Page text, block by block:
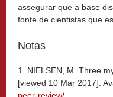
assegurar que a base
fonte de cientistas que
Notas
1. NIELSEN, M. Three
[viewed 10 Mar 2017].